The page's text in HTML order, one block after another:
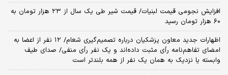
افزایش نجومی قیمت لبنیات/ قیمت شیر طی یک سال از ۲۳ هزار تومان به
۶۰ هزار تومان رسید
اظهارات جدید معاون پزشکیان درباره تصمیم‌گیری شعام/ ۱۲ نفر از اعضا به
امضای تفاهم‌نامه رأی مثبت داده‌اند و یک نفر رأی منفی/ صدای طیف
وابسته یا نزدیک به همان یک نفر از همه بلندتر است